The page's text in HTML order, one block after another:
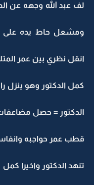
لف عبد الله وجهه عن
ومشعل حاط يده على
انقل نظري بين عمر
كمل الدكتور وهو ينزل
الدكتور = حصل مضاعفات
قطب عمر حواجبه
تنهد الدكتور واخيرا كمل